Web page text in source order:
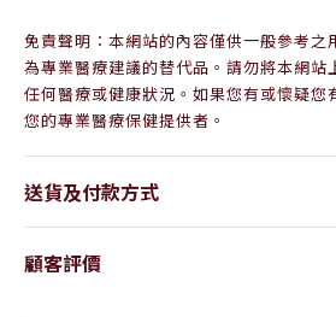
免責聲明：本網站的內容僅供一般參考之
為專業醫療建議的替代品。請勿將本網站
任何醫療或健康狀況。如果您有或懷疑您
您的專業醫療保健提供者。
送貨及付款方式
顧客評價